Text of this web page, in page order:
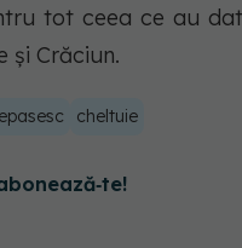
tot ceea ce au
și Crăciun.
cheltuie